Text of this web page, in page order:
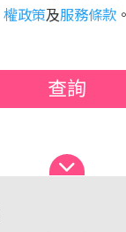
權政策及服務條款 。
查詢